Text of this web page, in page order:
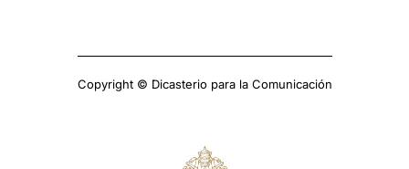
Copyright © Dicasterio para la Comunicación